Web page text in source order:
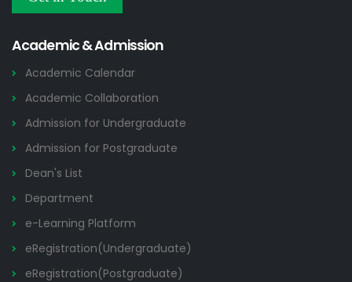
2026
Academic & Admission
Academic Calendar
Academic Collaboration
Admission for Undergraduate
Admission for Postgraduate
Dean's List
Department
e-Learning Platform
eRegistration(Undergraduate)
eRegistration(Postgraduate)